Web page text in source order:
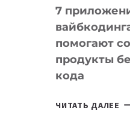
7
помогают
продукты
кода
ЧИТАТЬ ДАЛЕЕ 7